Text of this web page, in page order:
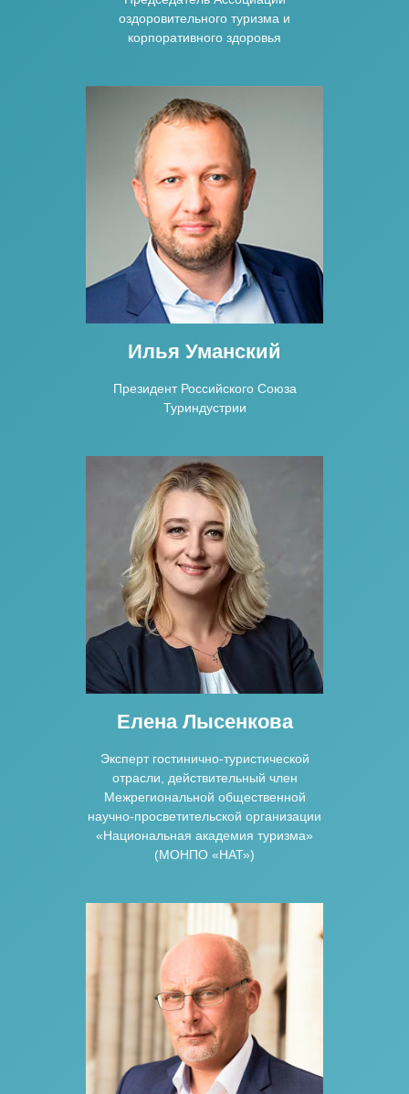
оздоровительного туризма и
корпоративного здоровья
Илья Уманский
Президент Российского Союза
Туриндустрии
Елена Лысенкова
Эксперт гостинично-туристической
отрасли, действительный член
Межрегиональной общественной
научно-просветительской организации
«Национальная академия туризма»
(МОНПО «НАТ»)